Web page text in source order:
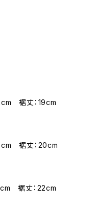
裾丈：19cm
裾丈：20cm
裾丈：22cm